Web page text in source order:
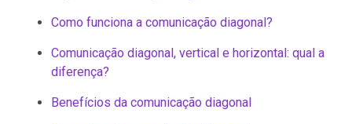
Como funciona a comunicação diagonal?
Comunicação diagonal, vertical e horizontal: qual a
diferença?
Benefícios da comunicação diagonal